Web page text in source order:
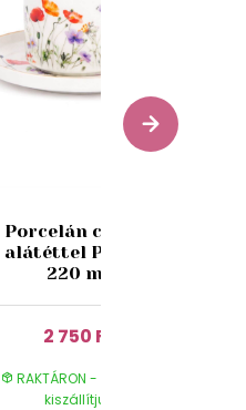
Porcelán csésze
alátéttel Pipacs
220 ml
2 750 Ft
RAKTÁRON - azonnal
kiszállítjuk